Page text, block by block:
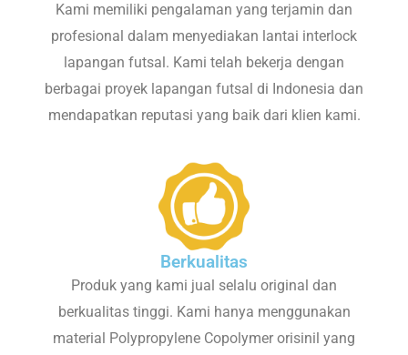
Kami memiliki pengalaman yang terjamin dan
profesional dalam menyediakan lantai interlock
lapangan futsal. Kami telah bekerja dengan
berbagai proyek lapangan futsal di Indonesia dan
mendapatkan reputasi yang baik dari klien kami.
Berkualitas
Produk yang kami jual selalu original dan
berkualitas tinggi. Kami hanya menggunakan
material Polypropylene Copolymer orisinil yang